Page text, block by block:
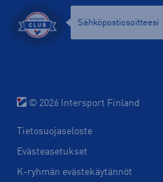
© 2026 Intersport Finland
Tietosuojaseloste
Evästeasetukset
K-ryhmän evästekäytännöt